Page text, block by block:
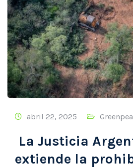
abril 22, 2025
La Justicia
extiende la